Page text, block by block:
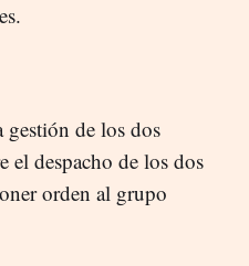
de los dos
el despacho de los dos
orden al grupo